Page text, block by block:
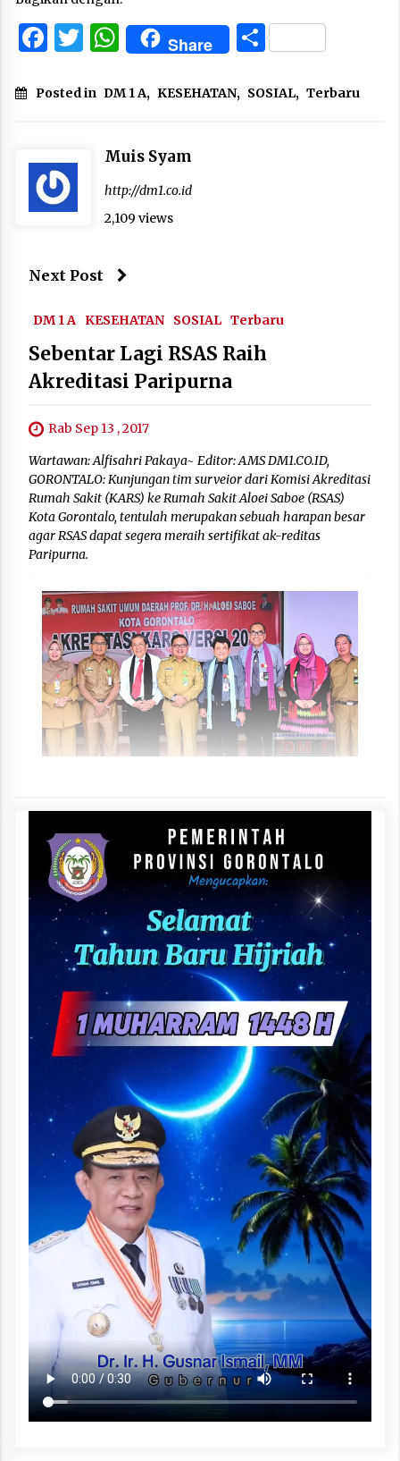
Facebook
Twitter
WhatsApp
Share Share
Posted in DM 1 A, KESEHATAN, SOSIAL, Terbaru
Muis Syam
http://dm1.co.id
2,109 views
Next Post
DM 1 A KESEHATAN SOSIAL Terbaru
Sebentar Lagi RSAS Raih
Akreditasi Paripurna
Rab Sep 13 , 2017
Wartawan: Alfisahri Pakaya~ Editor: AMS DM1.CO.ID,
GORONTALO: Kunjungan tim surveior dari Komisi Akreditasi
Rumah Sakit (KARS) ke Rumah Sakit Aloei Saboe (RSAS)
Kota Gorontalo, tentulah merupakan sebuah harapan besar
agar RSAS dapat segera meraih sertifikat ak-reditas
Paripurna.